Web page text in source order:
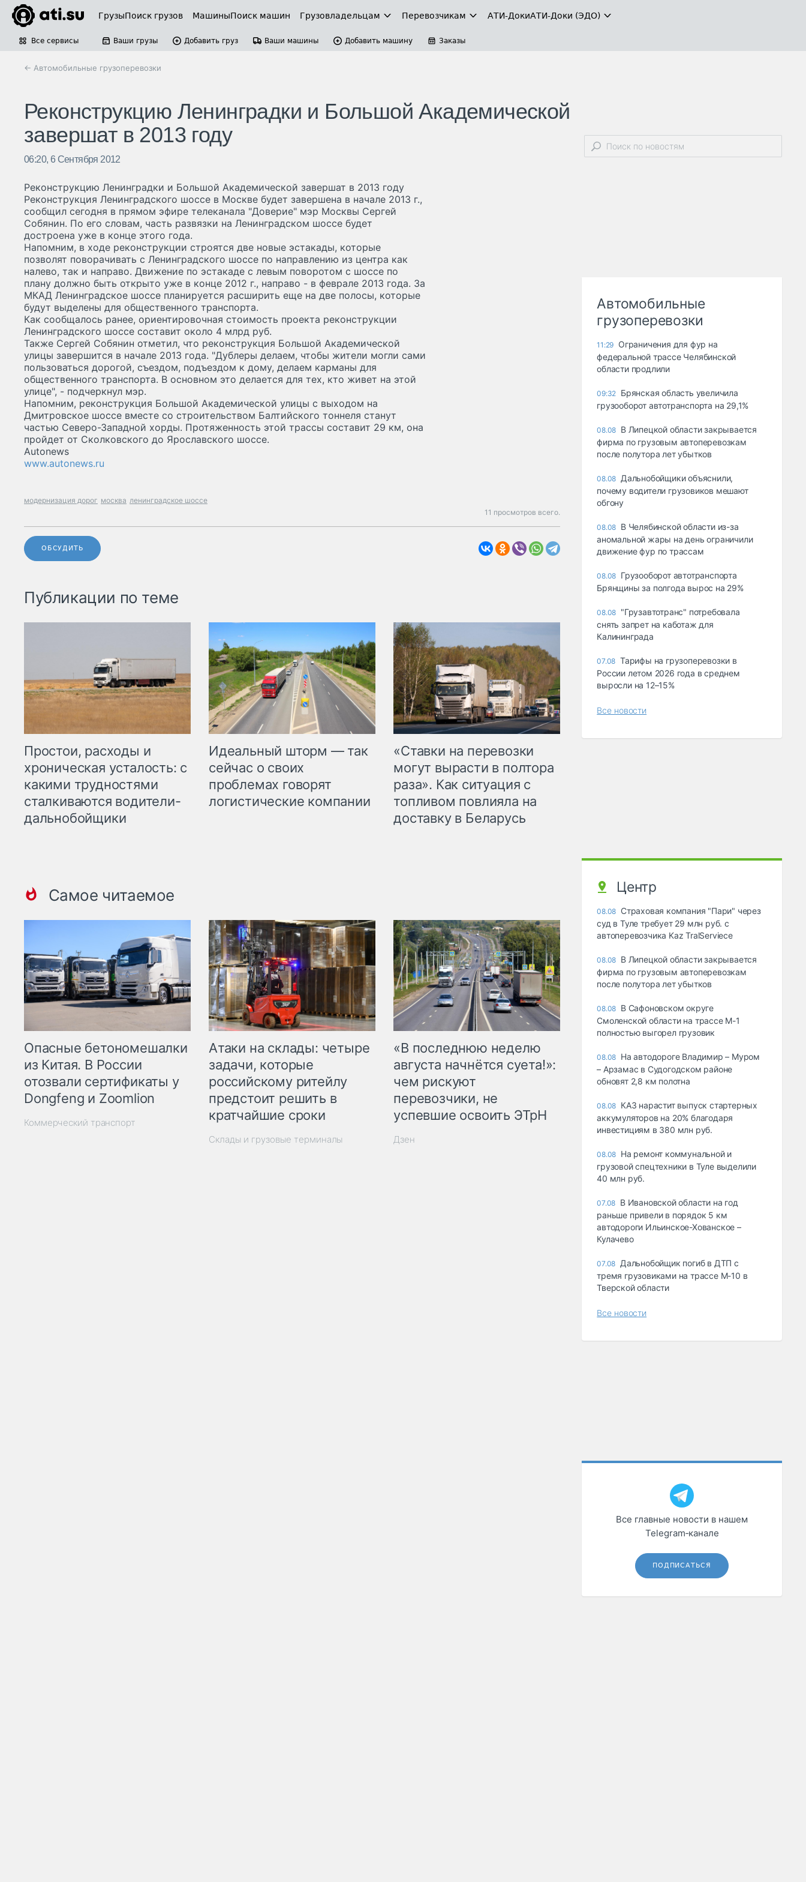
ГрузыПоиск грузов МашиныПоиск машин Грузовладельцам Перевозчикам АТИ-ДокиАТИ-Доки (ЭДО)
Все сервисы Ваши грузы Добавить груз Ваши машины Добавить машину Заказы
← Автомобильные грузоперевозки
Реконструкцию Ленинградки и Большой Академической
завершат в 2013 году
06:20, 6 Сентября 2012
Реконструкцию Ленинградки и Большой Академической завершат в 2013 году
Реконструкция Ленинградского шоссе в Москве будет завершена в начале 2013 г.,
сообщил сегодня в прямом эфире телеканала "Доверие" мэр Москвы Сергей
Собянин. По его словам, часть развязки на Ленинградском шоссе будет
достроена уже в конце этого года.
Напомним, в ходе реконструкции строятся две новые эстакады, которые
позволят поворачивать с Ленинградского шоссе по направлению из центра как
налево, так и направо. Движение по эстакаде с левым поворотом с шоссе по
плану должно быть открыто уже в конце 2012 г., направо - в феврале 2013 года. За
МКАД Ленинградское шоссе планируется расширить еще на две полосы, которые
будут выделены для общественного транспорта.
Как сообщалось ранее, ориентировочная стоимость проекта реконструкции
Ленинградского шоссе составит около 4 млрд руб.
Также Сергей Собянин отметил, что реконструкция Большой Академической
улицы завершится в начале 2013 года. "Дублеры делаем, чтобы жители могли сами
пользоваться дорогой, съездом, подъездом к дому, делаем карманы для
общественного транспорта. В основном это делается для тех, кто живет на этой
улице", - подчеркнул мэр.
Напомним, реконструкция Большой Академической улицы с выходом на
Дмитровское шоссе вместе со строительством Балтийского тоннеля станут
частью Северо-Западной хорды. Протяженность этой трассы составит 29 км, она
пройдет от Сколковского до Ярославского шоссе.
Autonews
www.autonews.ru
модернизация дорог москва ленинградское шоссе
11 просмотров всего.
ОБСУДИТЬ
Публикации по теме
Простои, расходы и
хроническая усталость: с
какими трудностями
сталкиваются водители-
дальнобойщики
Идеальный шторм — так
сейчас о своих
проблемах говорят
логистические компании
«Ставки на перевозки
могут вырасти в полтора
раза». Как ситуация с
топливом повлияла на
доставку в Беларусь
Самое читаемое
Опасные бетономешалки
из Китая. В России
отозвали сертификаты у
Dongfeng и Zoomlion
Коммерческий транспорт
Атаки на склады: четыре
задачи, которые
российскому ритейлу
предстоит решить в
кратчайшие сроки
Склады и грузовые терминалы
«В последнюю неделю
августа начнётся суета!»:
чем рискуют
перевозчики, не
успевшие освоить ЭТрН
Дзен
Автомобильные
грузоперевозки
11:29 Ограничения для фур на
федеральной трассе Челябинской
области продлили
09:32 Брянская область увеличила
грузооборот автотранспорта на 29,1%
08.08 В Липецкой области закрывается
фирма по грузовым автоперевозкам
после полутора лет убытков
08.08 Дальнобойщики объяснили,
почему водители грузовиков мешают
обгону
08.08 В Челябинской области из-за
аномальной жары на день ограничили
движение фур по трассам
08.08 Грузооборот автотранспорта
Брянщины за полгода вырос на 29%
08.08 "Грузавтотранс" потребовала
снять запрет на каботаж для
Калининграда
07.08 Тарифы на грузоперевозки в
России летом 2026 года в среднем
выросли на 12–15%
Все новости
Центр
08.08 Страховая компания "Пари" через
суд в Туле требует 29 млн руб. с
автоперевозчика Kaz TralServiece
08.08 В Липецкой области закрывается
фирма по грузовым автоперевозкам
после полутора лет убытков
08.08 В Сафоновском округе
Смоленской области на трассе М-1
полностью выгорел грузовик
08.08 На автодороге Владимир – Муром
– Арзамас в Судогодском районе
обновят 2,8 км полотна
08.08 КАЗ нарастит выпуск стартерных
аккумуляторов на 20% благодаря
инвестициям в 380 млн руб.
08.08 На ремонт коммунальной и
грузовой спецтехники в Туле выделили
40 млн руб.
07.08 В Ивановской области на год
раньше привели в порядок 5 км
автодороги Ильинское-Хованское –
Кулачево
07.08 Дальнобойщик погиб в ДТП с
тремя грузовиками на трассе М-10 в
Тверской области
Все новости
Все главные новости в нашем
Telegram‑канале
ПОДПИСАТЬСЯ